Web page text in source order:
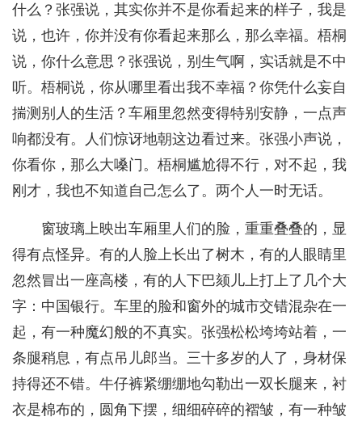
什么？张强说，其实你并不是你看起来的样子，我是
说，也许，你并没有你看起来那么，那么幸福。梧桐
说，你什么意思？张强说，别生气啊，实话就是不中
听。梧桐说，你从哪里看出我不幸福？你凭什么妄自
揣测别人的生活？车厢里忽然变得特别安静，一点声
响都没有。人们惊讶地朝这边看过来。张强小声说，
你看你，那么大嗓门。梧桐尴尬得不行，对不起，我
刚才，我也不知道自己怎么了。两个人一时无话。
窗玻璃上映出车厢里人们的脸，重重叠叠的，显
得有点怪异。有的人脸上长出了树木，有的人眼睛里
忽然冒出一座高楼，有的人下巴颏儿上打上了几个大
字：中国银行。车里的脸和窗外的城市交错混杂在一
起，有一种魔幻般的不真实。张强松松垮垮站着，一
条腿稍息，有点吊儿郎当。三十多岁的人了，身材保
持得还不错。牛仔裤紧绷绷地勾勒出一双长腿来，衬
衣是棉布的，圆角下摆，细细碎碎的褶皱，有一种皱